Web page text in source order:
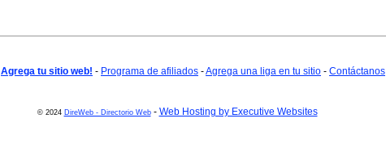
Agrega tu sitio web! - Programa de afiliados -Agrega una liga en tu sitio - Contáctanos
© 2024 DireWeb - Directorio Web- Web Hosting by Executive Websites